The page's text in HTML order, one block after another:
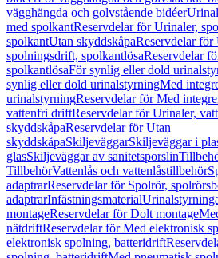
vägghängda och golvstående bidéer
med spolkantReservdelar för Urinaler,
spolkantUtan skyddskåpaReservdelar för
spolningsdrift, spolkantlösaReservdelar
spolkantlösaFör synlig eller dold
synlig eller dold urinalstyrningMed
urinalstyrningReservdelar för Med
vattenfri driftReservdelar för Urinaler,
skyddskåpaReservdelar för Utan
skyddskåpaSkiljeväggarSkiljeväggar i
glasSkiljeväggar av sanitetsporslin
TillbehörVattenlås och vattenlåstillbehör
adaptrarReservdelar för Spolrör,
adaptrarInfästningsmaterial
montageReservdelar för Dolt montage
nätdriftReservdelar för Med elektronisk
elektronisk spolning, batteridrift